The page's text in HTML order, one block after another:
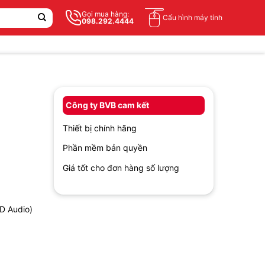
Gọi mua hàng:
098.292.4444
Cấu hình máy tính
Audio)
Công ty BVB cam kết
Thiết bị chính hãng
Phần mềm bản quyền
Giá tốt cho đơn hàng số lượng